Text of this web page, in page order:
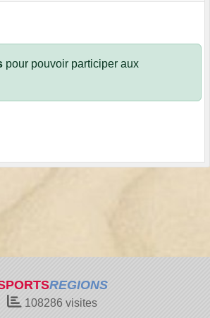
pour pouvoir participer aux
REGIONS
108286 visites